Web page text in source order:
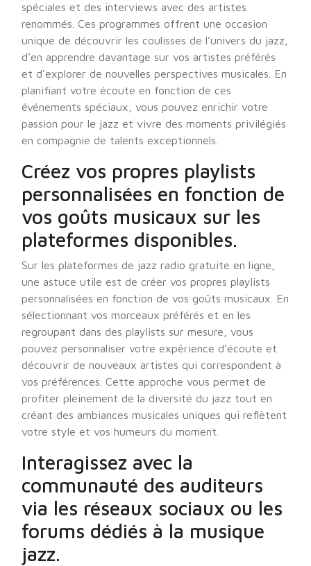
spéciales et des interviews avec des artistes
renommés. Ces programmes offrent une occasion
unique de découvrir les coulisses de l’univers du jazz,
d’en apprendre davantage sur vos artistes préférés
et d’explorer de nouvelles perspectives musicales. En
planifiant votre écoute en fonction de ces
événements spéciaux, vous pouvez enrichir votre
passion pour le jazz et vivre des moments privilégiés
en compagnie de talents exceptionnels.
Créez vos propres playlists
personnalisées en fonction de
vos goûts musicaux sur les
plateformes disponibles.
Sur les plateformes de jazz radio gratuite en ligne,
une astuce utile est de créer vos propres playlists
personnalisées en fonction de vos goûts musicaux. En
sélectionnant vos morceaux préférés et en les
regroupant dans des playlists sur mesure, vous
pouvez personnaliser votre expérience d’écoute et
découvrir de nouveaux artistes qui correspondent à
vos préférences. Cette approche vous permet de
profiter pleinement de la diversité du jazz tout en
créant des ambiances musicales uniques qui reflètent
votre style et vos humeurs du moment.
Interagissez avec la
communauté des auditeurs
via les réseaux sociaux ou les
forums dédiés à la musique
jazz.